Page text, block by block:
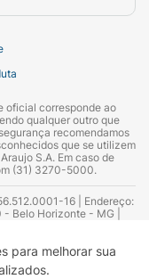
para melhorar sua
oficial corresponde ao
qualquer outro que
recomendamos
que se utilizem
S.A. Em caso de
(31) 3270-5000.
16 | Endereço:
Belo Horizonte - MG |
Alvarenga – CRF 52.584 -
Nº 13.748. Alvará
da Empresa (AFE):